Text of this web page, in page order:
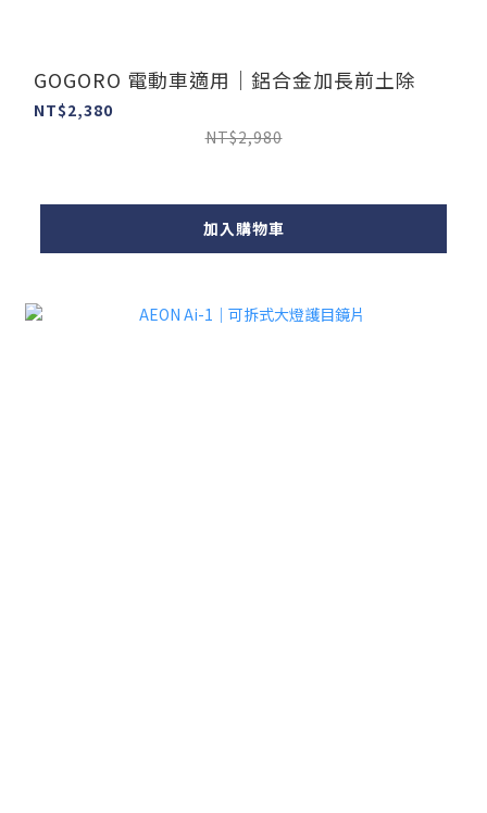
GOGORO 電動車適用｜鋁合金加長前土除
NT$2,380
NT$2,980
加入購物車